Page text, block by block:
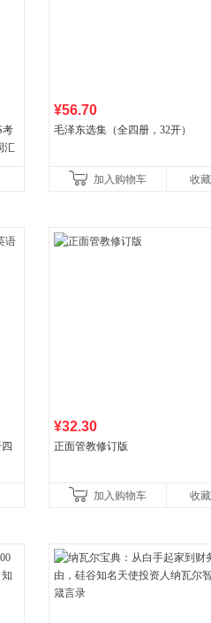
考
汇
¥56.70
毛泽东选集（全四册，32开）
加入购物车 收藏
¥32.30
正面管教修订版
加入购物车 收藏